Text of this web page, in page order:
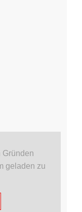
Gründen
geladen zu